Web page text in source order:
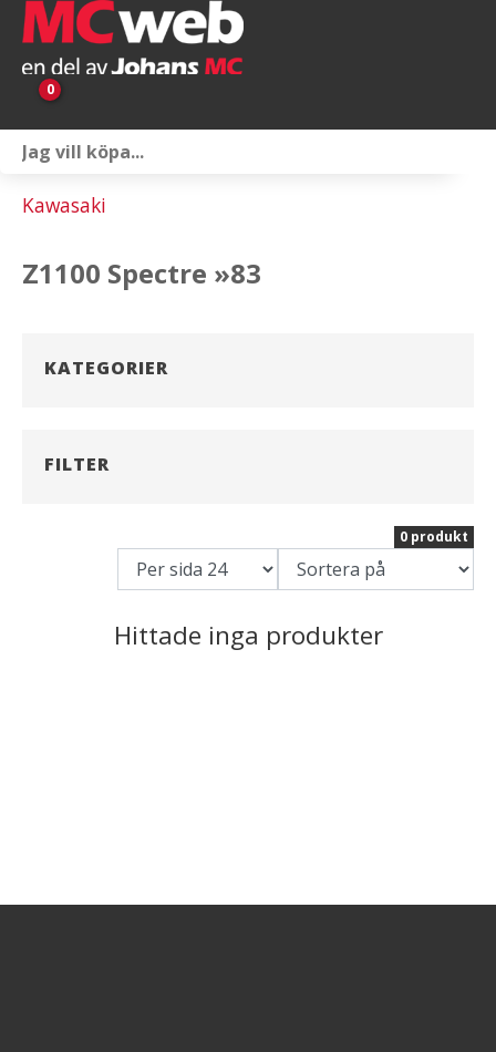
0
Kawasaki
Z1100 Spectre »83
KATEGORIER
FILTER
0 produkt
Hittade inga produkter